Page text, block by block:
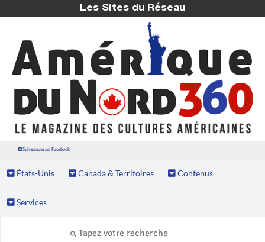
Les Sites du Réseau
Suivez nous sur Facebook
États-Unis Canada & Territoires Contenus
Services